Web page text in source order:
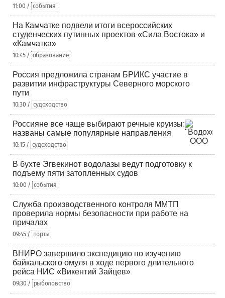
11:00 / события
На Камчатке подвели итоги всероссийских
студенческих путинных проектов «Сила Востока» и
«Камчатка»
10:45 / образование
Россия предложила странам БРИКС участие в
развитии инфраструктуры Северного морского
пути
10:30 / судоходство
Россияне все чаще выбирают речные круизы:
названы самые популярные направления
10:15 / судоходство
В бухте Эгвекинот водолазы ведут подготовку к
подъему пяти затопленных судов
10:00 / события
Служба производственного контроля ММТП
проверила нормы безопасности при работе на
причалах
09:45 / порты
ВНИРО завершило экспедицию по изучению
байкальского омуля в ходе первого длительного
рейса НИС «Викентий Зайцев»
09:30 / рыболовство